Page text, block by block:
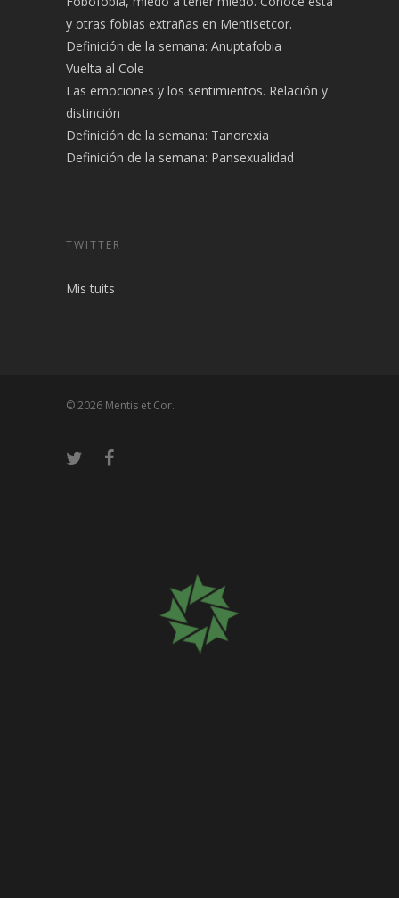
y otras fobias extrañas en Mentisetcor.
Definición de la semana: Anuptafobia
Vuelta al Cole
Las emociones y los sentimientos. Relación y
distinción
Definición de la semana: Tanorexia
Definición de la semana: Pansexualidad
TWITTER
Mis tuits
© 2026 Mentis et Cor.